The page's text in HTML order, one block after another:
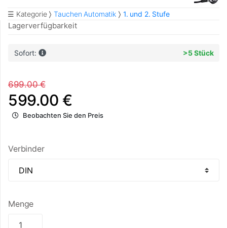
☰ Kategorie Tauchen Automatik 1. und 2. Stufe
Lagerverfügbarkeit
Sofort: >5 Stück
699.00 €
599.00 €
Beobachten Sie den Preis
Verbinder
Menge